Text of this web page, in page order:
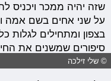
שזה יהיה ממכר ויכניס
על שני אחים בשם אמה
בצפון ומתחילים לגלות
סיפורים שמשנים את
© שלי זילכה